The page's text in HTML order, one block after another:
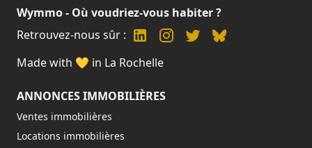
Wymmo - Où voudriez-vous habiter ?
Retrouvez-nous sûr :
Made with 💛 in La Rochelle
ANNONCES IMMOBILIÈRES
Ventes immobilières
Locations immobilières